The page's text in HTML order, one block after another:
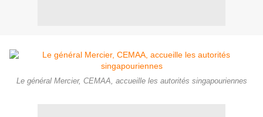
Le général Mercier, CEMAA, accueille les autorités singapouriennes